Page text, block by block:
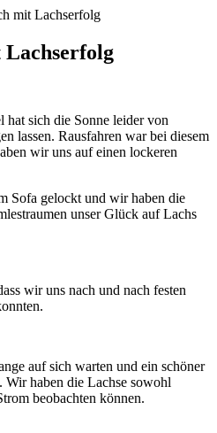
mit Lachserfolg
Lachserfolg
hat sich die Sonne leider von
lassen. Rausfahren war bei diesem
wir uns auf einen lockeren
Sofa gelockt und wir haben die
unser Glück auf Lachs
wir uns nach und nach festen
auf sich warten und ein schöner
Wir haben die Lachse sowohl
beobachten können.